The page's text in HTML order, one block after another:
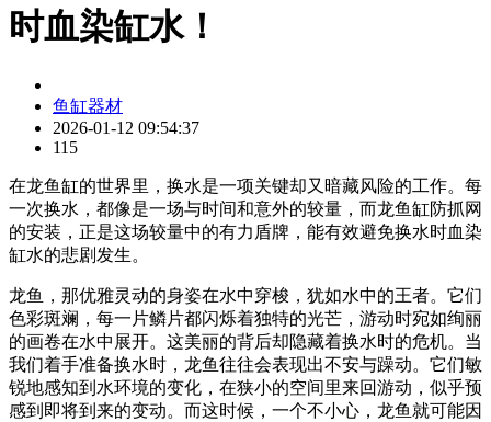
时血染缸水！
鱼缸器材
2026-01-12 09:54:37
115
在龙鱼缸的世界里，换水是一项关键却又暗藏风险的工作。每
一次换水，都像是一场与时间和意外的较量，而龙鱼缸防抓网
的安装，正是这场较量中的有力盾牌，能有效避免换水时血染
缸水的悲剧发生。
龙鱼，那优雅灵动的身姿在水中穿梭，犹如水中的王者。它们
色彩斑斓，每一片鳞片都闪烁着独特的光芒，游动时宛如绚丽
的画卷在水中展开。这美丽的背后却隐藏着换水时的危机。当
我们着手准备换水时，龙鱼往往会表现出不安与躁动。它们敏
锐地感知到水环境的变化，在狭小的空间里来回游动，似乎预
感到即将到来的变动。而这时候，一个不小心，龙鱼就可能因